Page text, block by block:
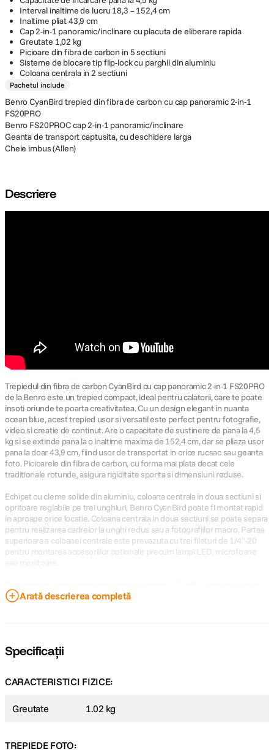
Interval inaltime de lucru 18,3 – 152,4 cm
Inaltime pliat 43,9 cm
Cap 2-in-1 panoramic/inclinare cu placuta de eliberare rapida
Greutate 1,02 kg
Picioare din fibra de carbon in 5 sectiuni
Sisteme de blocare tip flip-lock cu parghii din aluminiu
Coloana centrala in 2 sectiuni
Pachetul include
Benro CyanBird trepied din fibra de carbon cu cap panoramic 2-in-1
FS20PRO
Benro FS20PROC cap 2-in-1 panoramic/inclinare
Geanta de transport captusita, cu deschidere larga
Cheie imbus (Allen)
Descriere
Trepiedul din fibra de carbon CyanBird cu cap panoramic 2-in-1 FS20PRO
de la Benro este un trepied compact, ideal pentru calatorii, care te poate
insoti oriunde te poarta creativitatea. Cu un design elegant in nuanta
ocean blue, acest trepied usor si versatil este perfect pentru fotografie,
video si creatie de continut. Are o capacitate de sustinere de pana la 4,5
kg si se extinde pana la o inaltime maxima de 152,4 cm, dar se pliaza usor
pana la doar 43,9 cm, fiind usor de transportat in orice rucsac sau geanta
foto. Picioarele din fibra de carbon, cu forma mai plata decat cele
traditionale rotunde, asigura rigiditate sporita si dimensiuni reduse.
Echipat cu cleme solide din aluminiu, coloana centrala in doua sectiuni si
opritoare reglabile pe trei unghiuri, Benro CyanBird poate fi montat rapid
in aproape orice locatie. Coloana centrala in doua sectiuni se poate separa
pentru realizarea cadrelor la unghi redus sau a fotografiilor macro. Partea
superioara a coloanei centrale este prevazuta cu trei fileturi de 1/4"-20
pentru montarea accesoriilor optionale precum lampi LED, microfoane
fotografie, cat si pentru filmare. Acesta are un design cu cap cu bila,
Cleme robuste din aluminiu pentru montaj rapid si facil
Coloana centrala in doua sectiuni pentru unghiuri joase de
Coloana centrala cu trei fileturi de 1/4"-20 pentru accesorii
sporita
Geanta de transport captusita, cu deschidere larga
Arată descrierea completă
Specificații
CARACTERISTICI FIZICE:
Greutate 1.02 kg
TREPIEDE FOTO: